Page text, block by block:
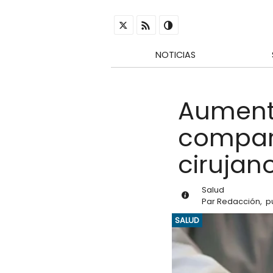
NOTICIAS
Salud
ParRedacción,
SALUD